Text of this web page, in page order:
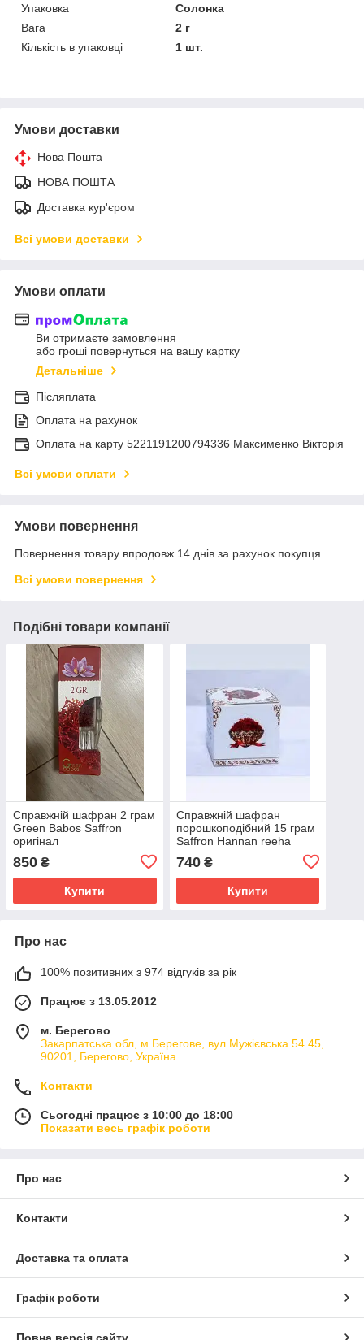
Упаковка
Солонка
Вага
2 г
Кількість в упаковці
1 шт.
Умови доставки
Нова Пошта
НОВА ПОШТА
Доставка кур'єром
Всі умови доставки
Умови оплати
Ви отримаєте замовлення
або гроші повернуться на вашу картку
Детальніше
Післяплата
Оплата на рахунок
Оплата на карту 5221191200794336 Максименко Вікторія
Всі умови оплати
Умови повернення
Повернення товару впродовж 14 днів за рахунок покупця
Всі умови повернення
Подібні товари компанії
Справжній шафран 2 грам
Green Babos Saffron
оригінал
850 ₴
Купити
Справжній шафран
порошкоподібний 15 грам
Saffron Hannan reeha
740₴
Купити
Про нас
100% позитивних з 974 відгуків за рік
Працює з 13.05.2012
м. Берегово
Закарпатська обл, м.Берегове, вул.Мужієвська 54 45,
90201, Берегово, Україна
Контакти
Сьогодні працює з 10:00 до 18:00
Показати весь графік роботи
Про нас
Контакти
Доставка та оплата
Графік роботи